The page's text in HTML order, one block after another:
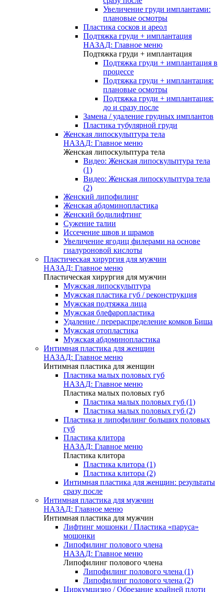
Увеличение груди имплантами:
плановые осмотры
Пластика сосков и ареол
Подтяжка груди + имплантация
НАЗАД: Главное меню
Подтяжка груди + имплантация
Подтяжка груди + имплантация в
процессе
Подтяжка груди + имплантация:
плановые осмотры
Подтяжка груди + имплантация:
до и сразу после
Замена / удаление грудных имплантов
Пластика тубулярной груди
Женская липоскульптура тела
НАЗАД: Главное меню
Женская липоскульптура тела
Видео: Женская липоскульптура тела
(1)
Видео: Женская липоскульптура тела
(2)
Женский липофилинг
Женская абдоминопластика
Женский бодилифтинг
Сужение талии
Иссечение швов и шрамов
Увеличение ягодиц филерами на основе
гиалуроновой кислоты
Пластическая хирургия для мужчин
НАЗАД: Главное меню
Пластическая хирургия для мужчин
Мужская липоскульптура
Мужская пластика губ / реконструкция
Мужская подтяжка лица
Мужская блефаропластика
Удаление / перераспределение комков Биша
Мужская отопластика
Мужская абдоминопластика
Интимная пластика для женщин
НАЗАД: Главное меню
Интимная пластика для женщин
Пластика малых половых губ
НАЗАД: Главное меню
Пластика малых половых губ
Пластика малых половых губ (1)
Пластика малых половых губ (2)
Пластика и липофилинг больших половых
губ
Пластика клитора
НАЗАД: Главное меню
Пластика клитора
Пластика клитора (1)
Пластика клитора (2)
Интимная пластика для женщин: результаты
сразу после
Интимная пластика для мужчин
НАЗАД: Главное меню
Интимная пластика для мужчин
Лифтинг мошонки / Пластика «паруса»
мошонки
Липофилинг полового члена
НАЗАД: Главное меню
Липофилинг полового члена
Липофилинг полового члена (1)
Липофилинг полового члена (2)
Циркумцизио / Обрезание крайней плоти